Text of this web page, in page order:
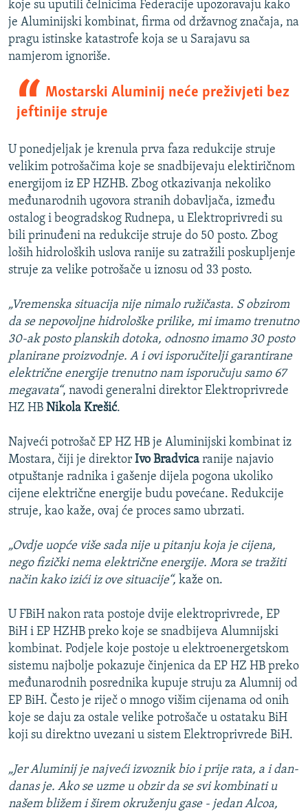
koje su uputili čelnicima Federacije upozoravaju kako
je Aluminijski kombinat, firma od državnog značaja, na
pragu istinske katastrofe koja se u Sarajavu sa
namjerom ignoriše.
Mostarski Aluminij neće preživjeti bez
jeftinije struje
U ponedjeljak je krenula prva faza redukcije struje
velikim potrošačima koje se snadbijevaju elektiričnom
energijom iz EP HZHB. Zbog otkazivanja nekoliko
međunarodnih ugovora stranih dobavljača, između
ostalog i beogradskog Rudnepa, u Elektroprivredi su
bili prinuđeni na redukcije struje do 50 posto. Zbog
loših hidroloških uslova ranije su zatražili poskupljenje
struje za velike potrošače u iznosu od 33 posto.
„Vremenska situacija nije nimalo ružičasta. S obzirom
da se nepovoljne hidrološke prilike, mi imamo trenutno
30-ak posto planskih dotoka, odnosno imamo 30 posto
planirane proizvodnje. A i ovi isporučitelji garantirane
električne energije trenutno nam isporučuju samo 67
megavata“, navodi generalni direktor Elektroprivrede
HZ HB Nikola Krešić.
Najveći potrošač EP HZ HB je Aluminijski kombinat iz
Mostara, čiji je direktor Ivo Bradvica ranije najavio
otpuštanje radnika i gašenje dijela pogona ukoliko
cijene električne energije budu povećane. Redukcije
struje, kao kaže, ovaj će proces samo ubrzati.
„Ovdje uopće više sada nije u pitanju koja je cijena,
nego fizički nema električne energije. Mora se tražiti
način kako izići iz ove situacije“, kaže on.
U FBiH nakon rata postoje dvije elektroprivrede, EP
BiH i EP HZHB preko koje se snadbijeva Alumnijski
kombinat. Podjele koje postoje u elektroenergetskom
sistemu najbolje pokazuje činjenica da EP HZ HB preko
međunarodnih posrednika kupuje struju za Alumnij od
EP BiH. Često je riječ o mnogo višim cijenama od onih
koje se daju za ostale velike potrošače u ostataku BiH
koji su direktno uvezani u sistem Elektroprivrede BiH.
„Jer Aluminij je najveći izvoznik bio i prije rata, a i dan-
danas je. Ako se uzme u obzir da se svi kombinati u
našem bližem i širem okruženju gase - jedan Alcoa,